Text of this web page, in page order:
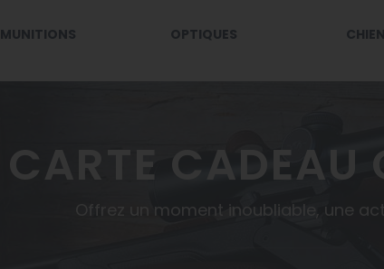
MUNITIONS OPTIQUES
CARTE CADEAU
Offrez un moment inoubliable, une